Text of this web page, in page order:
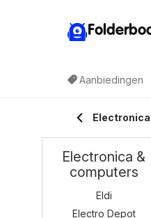
Aanbiedingen
Electronica &
computers
Eldi
Electro Depot